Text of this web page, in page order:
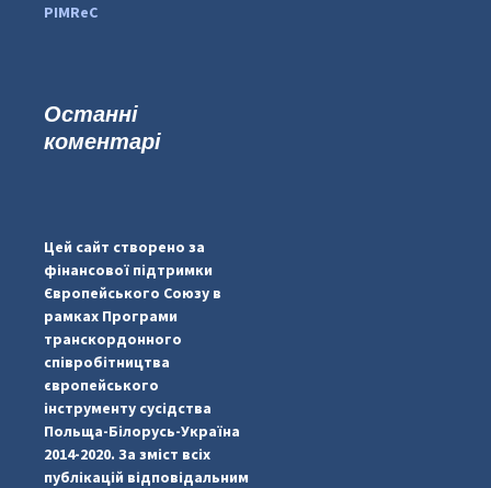
PIMReC
Останні
коментарі
Цей сайт створено за
фінансової підтримки
Європейського Союзу в
рамках Програми
транскордонного
співробітництва
європейського
інструменту сусідства
Польща-Білорусь-Україна
2014-2020. За зміст всіх
публікацій відповідальним